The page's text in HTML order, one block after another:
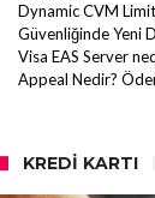
Dynamic CVM
Güvenliğinde Yeni
Visa EAS Server
Appeal Nedir?
KREDI KARTI